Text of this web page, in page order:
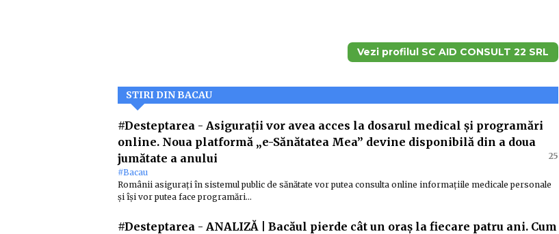
Vezi profilul SC AID CONSULT 22 SRL
STIRI DIN BACAU
#Desteptarea - Asigurații vor avea acces la dosarul medical și programări
online. Noua platformă „e-Sănătatea Mea” devine disponibilă din a doua
jumătate a anului
25
#Bacau
Românii asigurați în sistemul public de sănătate vor putea consulta online informațiile medicale personale
și își vor putea face programări…
#Desteptarea - ANALIZĂ | Bacăul pierde cât un oraș la fiecare patru ani. Cum